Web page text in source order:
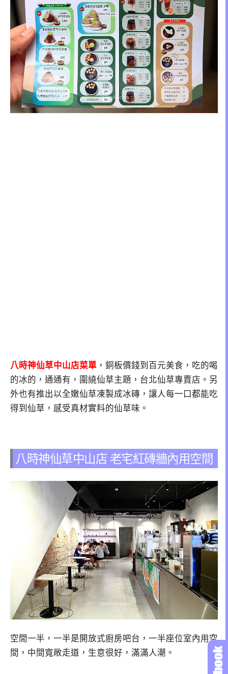
八時神仙草中山店菜單 ，銅板價錢到百元美食，吃的喝
的冰的，通通有，圍繞仙草主題，台北仙草專賣店。另
外也有推出以全嫩仙草凍製成冰磚，讓人每一口都能吃
得到仙草，感受真材實料的仙草味。
八時神仙草中山店 老宅紅磚牆內用空間
空間一半，一半是開放式廚房吧台，一半座位室內用空
間，中間寬敞走道，生意很好，滿滿人潮。